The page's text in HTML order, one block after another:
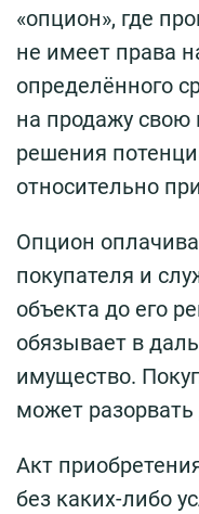
«опцион», где
не имеет права
определённого
на продажу
решения
относительно
Опцион
покупателя и
объекта до его
обязывает в
имущество.
может разорвать
Акт
без каких-либо